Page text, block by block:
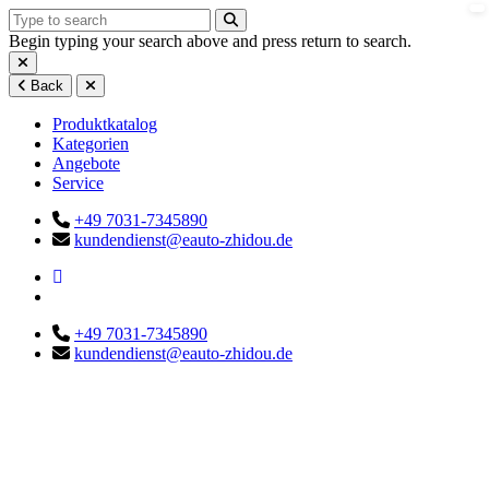
Begin typing your search above and press return to search.
Back
Produktkatalog
Kategorien
Angebote
Service
+49 7031-7345890
kundendienst@eauto-zhidou.de
+49 7031-7345890
kundendienst@eauto-zhidou.de